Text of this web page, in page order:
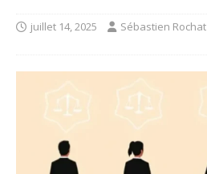
juillet 14, 2025 Sébastien Rochat